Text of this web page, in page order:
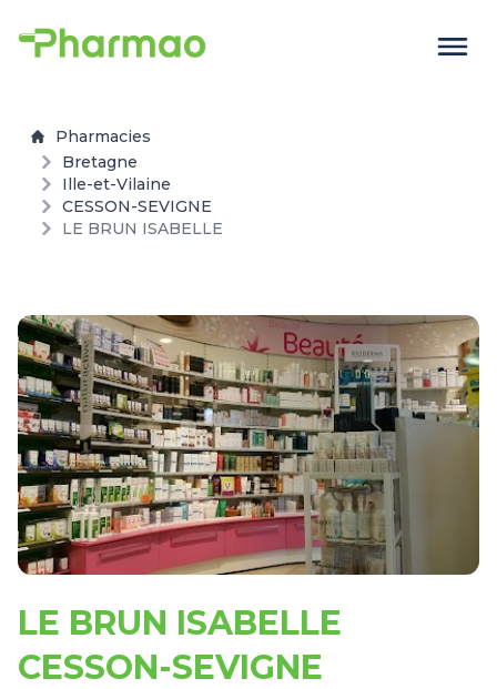
Pharmacies
Bretagne
Ille-et-Vilaine
CESSON-SEVIGNE
LE BRUN ISABELLE
LE BRUN ISABELLE
CESSON-SEVIGNE